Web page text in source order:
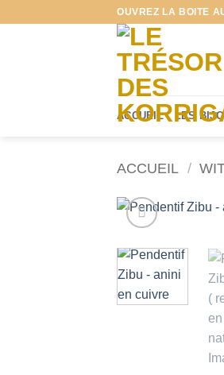
OUVREZ LA BOITE
ACCUEIL LES
ACCUEIL /